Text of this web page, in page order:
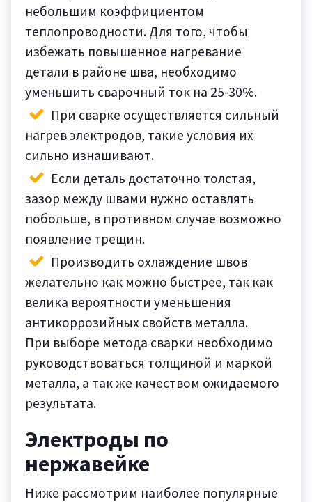
небольшим коэффициентом
теплопроводности. Для того, чтобы
избежать повышенное нагревание
детали в районе шва, необходимо
уменьшить сварочный ток на 25-30%.
При сварке осуществляется сильный
нагрев электродов, такие условия их
сильно изнашивают.
Если деталь достаточно толстая,
зазор между швами нужно оставлять
побольше, в противном случае возможно
появление трещин.
Производить охлаждение швов
желательно как можно быстрее, так как
велика вероятности уменьшения
антикоррозийных свойств металла.
При выборе метода сварки необходимо
руководствоваться толщиной и маркой
металла, а так же качеством ожидаемого
результата.
Электроды по
нержавейке
Ниже рассмотрим наиболее популярные